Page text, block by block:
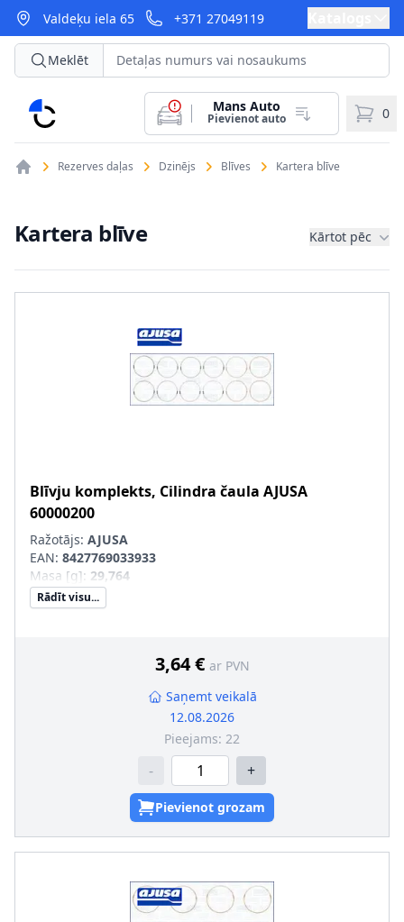
Valdeķu iela 65 +371 27049119
CarParts
Meklēt
Mans Auto
Pievienot auto 0
Rezerves daļas Dzinējs Blīves Kartera blīve
Kartera blīve Kārtot pēc
Blīvju komplekts, Cilindra čaula AJUSA
60000200
Ražotājs: AJUSA
EAN: 8427769033933
Masa [g]: 29,764
Rādīt visu...
3,64 € ar PVN
Saņemt veikalā
12.08.2026
Pieejams: 22
- +
Pievienot grozam